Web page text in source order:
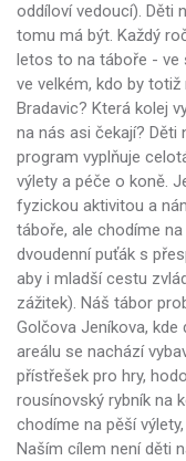
oddíloví vedoucí). Děti
tomu má být. Každý
letos to na táboře - ve
ve velkém, kdo by
Bradavic? Která kolej
na nás asi čekají? Děti
program vyplňuje
výlety a péče o koně.
fyzickou aktivitou a
táboře, ale chodíme
dvoudenní puťák s
aby i mladší cestu
zážitek). Náš tábor
Golčova Jeníkova,
areálu se nachází
přístřešek pro hry,
rousínovský rybník na
chodíme na pěší
Naším cílem není děti